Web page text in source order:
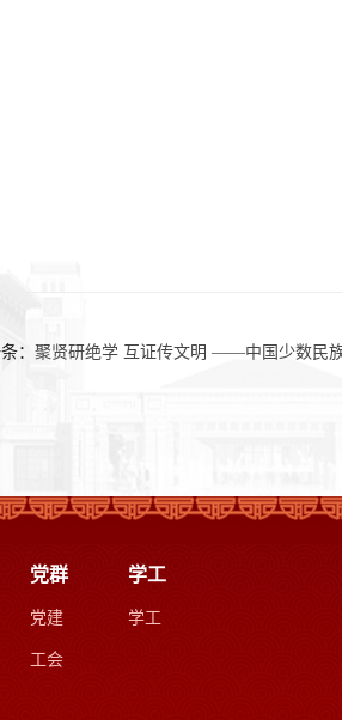
： 聚贤研绝学 互证传文明 ——中国少数民
党群
党建
工会
学工
学工